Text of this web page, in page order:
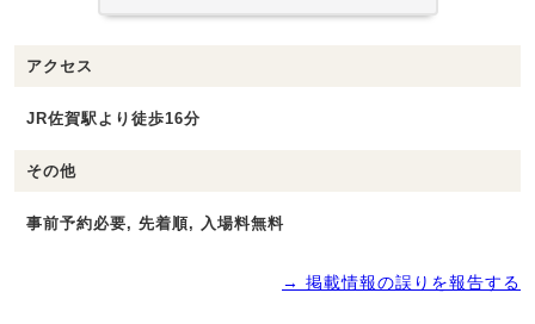
アクセス
JR佐賀駅より徒歩16分
その他
事前予約必要, 先着順, 入場料無料
→ 掲載情報の誤りを報告する